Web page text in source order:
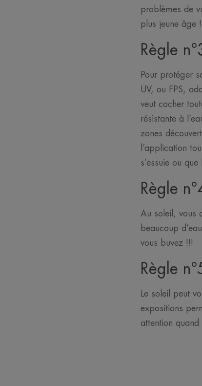
problèmes de
plus jeune âge !
Règle
Pour protéger
UV, ou FPS,
veut cocher
résistante à
zones
l’application
s’essuie ou que
Règle
Au soleil, vous
beaucoup
vous buvez !!!
Règle
Le soleil peut
expositions
attention